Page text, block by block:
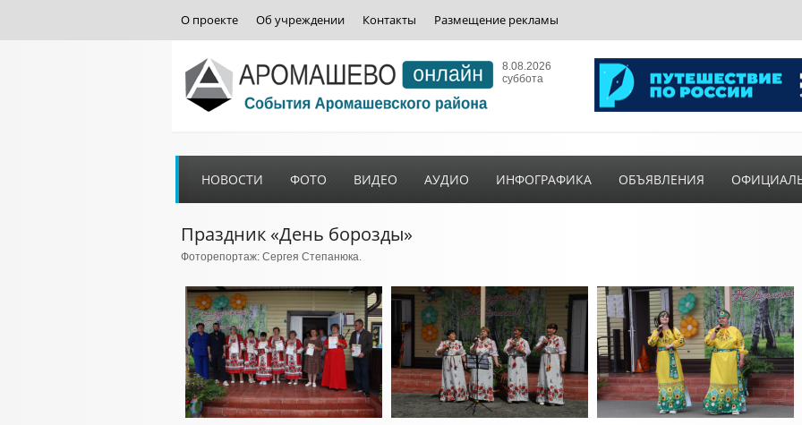
О проекте Об учреждении Контакты Размещение рекламы
8.08.2026
суббота
НОВОСТИ ФОТО ВИДЕО АУДИО ИНФОГРАФИКА ОБЪЯВЛЕНИЯ
Праздник «День борозды»
Фоторепортаж: Сергея Степанюка.